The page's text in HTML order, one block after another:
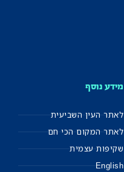
מידע נוסף
לאתר העין השביעית
לאתר המקום הכי חם
שקיפות עצמית
English